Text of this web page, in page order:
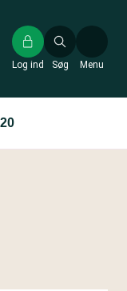
Søg
Log ind Menu